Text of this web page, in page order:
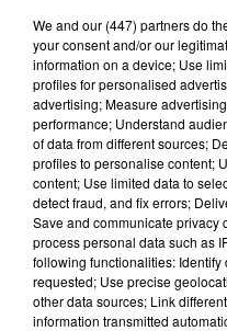
La
sur le site de
pompiers, rue
banderoles ont
du Foirail pour
La tension
deux parties.
Publié : 11 mai 2015 à 8h00
We and our (447) partnersdo
your consent and/or our
information on a device; Use
profiles for personalised
advertising; Measure
performance; Understand
of data from different sources;
profiles to personalise content;
content; Use limited data to
detect fraud, and fix errors;
Save and communicate privacy
process personal data such as
following functionalities:
requested; Use precise
other data sources; Link
information transmitted